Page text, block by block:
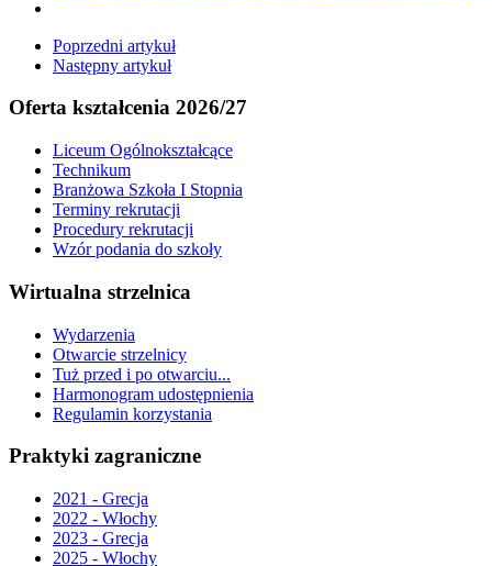
Poprzedni artykuł
Następny artykuł
Oferta kształcenia 2026/27
Liceum Ogólnokształcące
Technikum
Branżowa Szkoła I Stopnia
Terminy rekrutacji
Procedury rekrutacji
Wzór podania do szkoły
Wirtualna strzelnica
Wydarzenia
Otwarcie strzelnicy
Tuż przed i po otwarciu...
Harmonogram udostępnienia
Regulamin korzystania
Praktyki zagraniczne
2021 - Grecja
2022 - Włochy
2023 - Grecja
2025 - Włochy